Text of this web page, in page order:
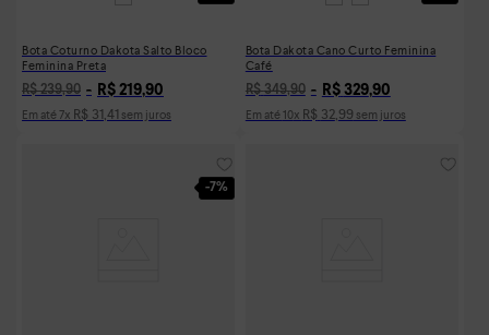
Bota Coturno Dakota Salto Bloco
Feminina Preta
R$ 239,90 R$ 219,90
Em até 7x R$ 31,41 sem juros
Bota Dakota Cano Curto Feminina
Café
R$ 349,90 R$ 329,90
Em até 10x R$ 32,99 sem juros
-7%